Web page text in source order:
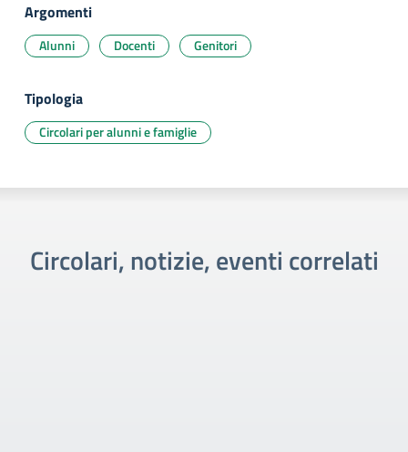
Argomenti
Alunni Docenti Genitori
Tipologia
Circolari per alunni e famiglie
Circolari, notizie, eventi correlati